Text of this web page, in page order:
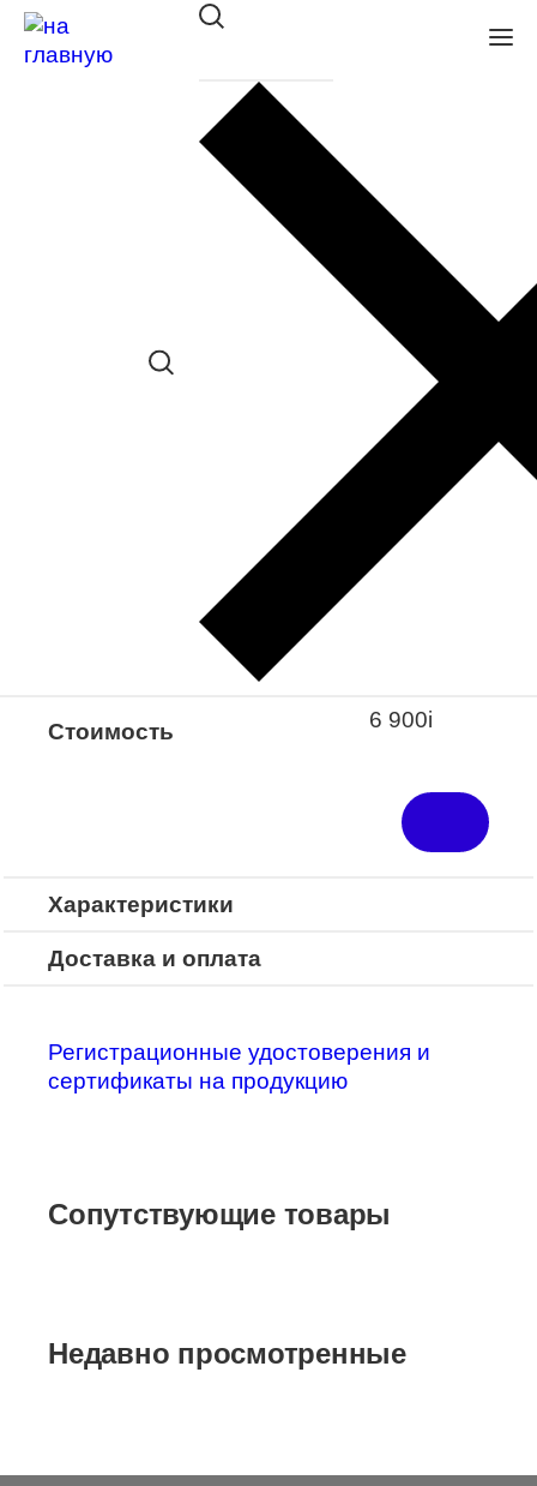
Очки с/з INVU B1008F
в наличии (Больше 5 шт.) *наличие
товара в конкретном салоне
необходимо уточнять отдельно
Закажите понравившуюся модель
в ближайший салон “Оптик-Экспресс”.
*Доступно для Республики
Стоимость 6 900i
Сравнить товар
Характеристики
Доставка и оплата
Регистрационные удостоверения и
сертификаты на продукцию
Сопутствующие товары
Недавно просмотренные